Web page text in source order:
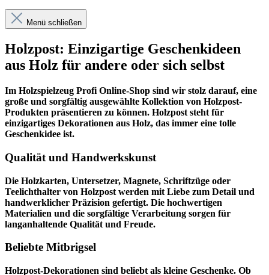
Menü schließen
Holzpost: Einzigartige Geschenkideen
aus Holz für andere oder sich selbst
Im Holzspielzeug Profi Online-Shop sind wir stolz darauf, eine
große und sorgfältig ausgewählte Kollektion von Holzpost-
Produkten präsentieren zu können. Holzpost steht für
einzigartiges Dekorationen aus Holz, das immer eine tolle
Geschenkidee ist.
Qualität und Handwerkskunst
Die Holzkarten, Untersetzer, Magnete, Schriftzüge oder
Teelichthalter von Holzpost werden mit Liebe zum Detail und
handwerklicher Präzision gefertigt. Die hochwertigen
Materialien und die sorgfältige Verarbeitung sorgen für
langanhaltende Qualität und Freude.
Beliebte Mitbrigsel
Holzpost-Dekorationen sind beliebt als kleine Geschenke. Ob